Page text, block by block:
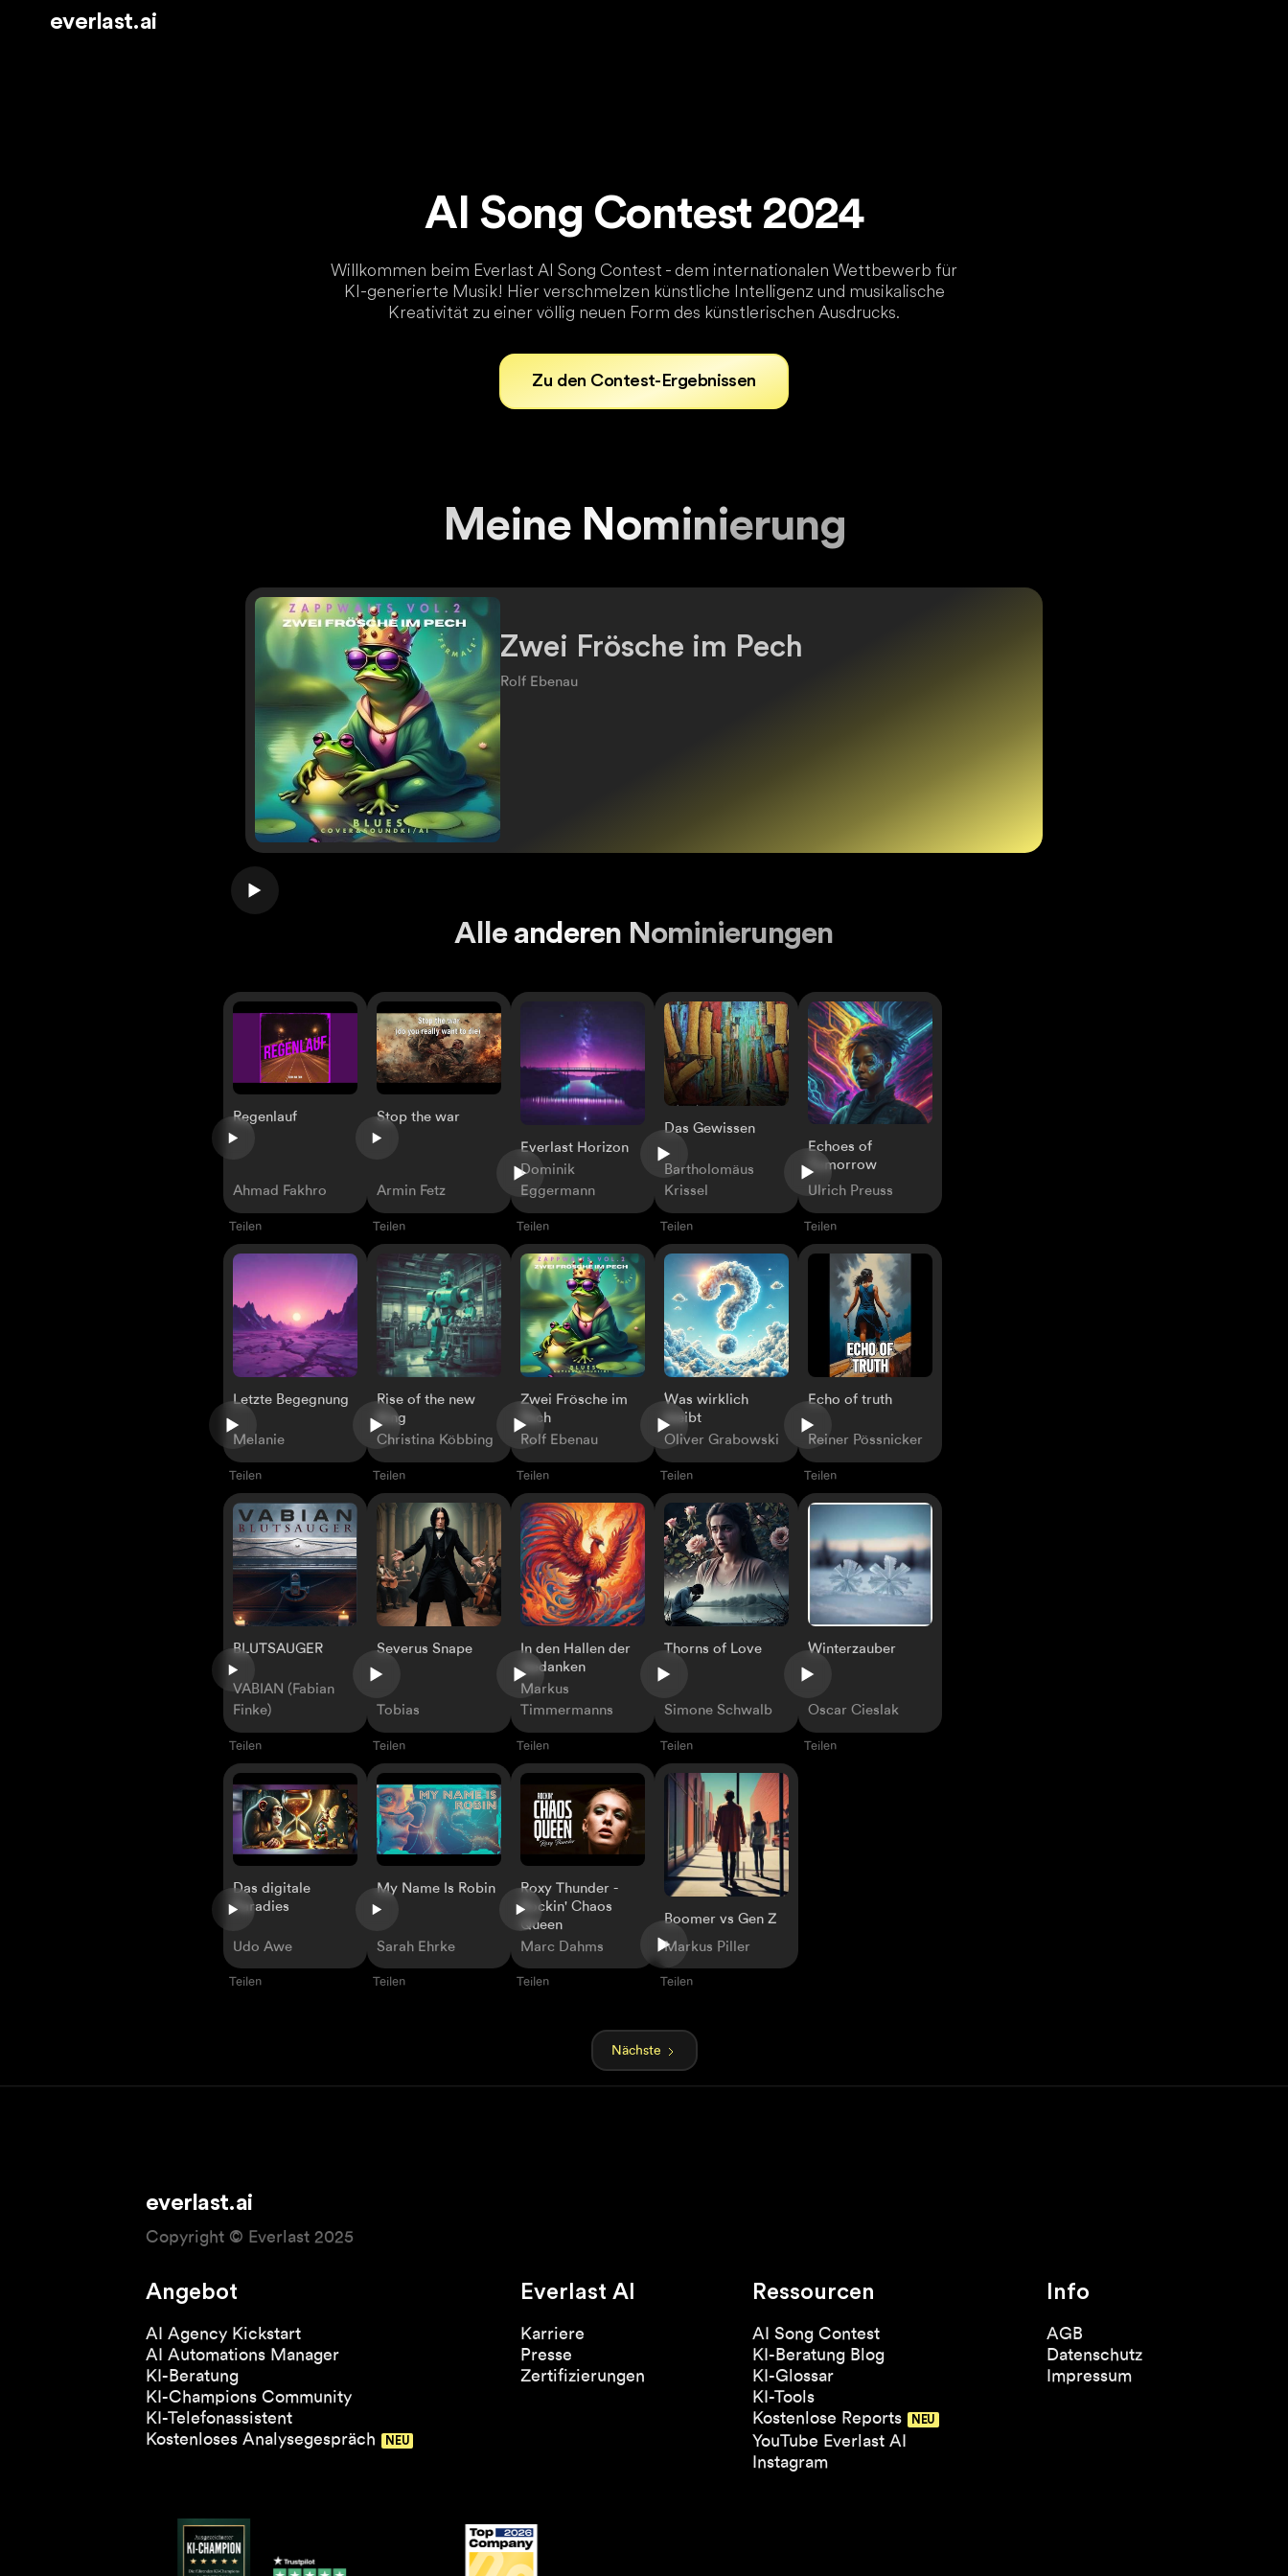
everlast.ai
AI Song Contest 2024
Willkommen beim Everlast AI Song Contest - dem internationalen Wettbewerb für
KI-generierte Musik! Hier verschmelzen künstliche Intelligenz und musikalische
Kreativität zu einer völlig neuen Form des künstlerischen Ausdrucks.
Zu den Contest-Ergebnissen
Meine Nominierung
Zwei Frösche im Pech
Rolf Ebenau
Alle anderen Nominierungen
Regenlauf
Ahmad Fakhro
Teilen
Stop the war
Armin Fetz
Teilen
Everlast Horizon
Dominik
Eggermann
Teilen
Das Gewissen
Bartholomäus
Krissel
Teilen
Echoes of
Tomorrow
Ulrich Preuss
Teilen
Letzte Begegnung
Melanie
Teilen
Rise of the new
King
Christina Köbbing
Teilen
Zwei Frösche im
Pech
Rolf Ebenau
Teilen
Was wirklich
bleibt
Oliver Grabowski
Teilen
Echo of truth
Reiner Pössnicker
Teilen
BLUTSAUGER
VABIAN (Fabian
Finke)
Teilen
Severus Snape
Tobias
Teilen
In den Hallen der
Gedanken
Markus
Timmermanns
Teilen
Thorns of Love
Simone Schwalb
Teilen
Winterzauber
Oscar Cieslak
Teilen
Das digitale
Paradies
Udo Awe
Teilen
My Name Is Robin
Sarah Ehrke
Teilen
Roxy Thunder -
Rockin' Chaos
Queen
Marc Dahms
Teilen
Boomer vs Gen Z
Markus Piller
Teilen
Nächste
everlast.ai
Copyright © Everlast 2025
Angebot
AI Agency Kickstart
AI Automations Manager
KI-Beratung
KI-Champions Community
KI-Telefonassistent
Kostenloses Analysegespräch
Everlast AI
Karriere
Presse
Zertifizierungen
Ressourcen
AI Song Contest
KI-Beratung Blog
KI-Glossar
KI-Tools
Kostenlose Reports
YouTube Everlast AI
Instagram
Info
AGB
Datenschutz
Impressum